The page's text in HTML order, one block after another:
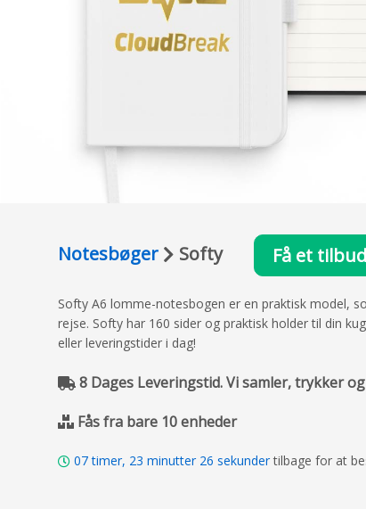
Notesbøger Softy Få et tilbud
Softy A6 lomme-notesbogen er en praktisk model,
rejse. Softy har 160 sider og praktisk holder til din
eller leveringstider i dag!
8 Dages Leveringstid. Vi samler, trykker
Fås fra bare 10 enheder
07timer, 23 minutter 25 sekundertilbage for at